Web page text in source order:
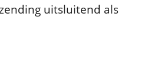
uitsluitend als